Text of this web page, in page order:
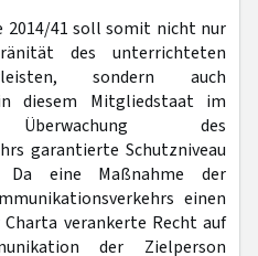
41 soll somit nicht nur
des unterrichteten
sondern auch
diesem Mitgliedstaat im
des
garantierte Schutzniveau
eine Maßnahme der
einen
verankerte Recht auf
der Zielperson